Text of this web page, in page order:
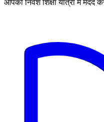
आपकी निवेश शिक्षा यात्रा में